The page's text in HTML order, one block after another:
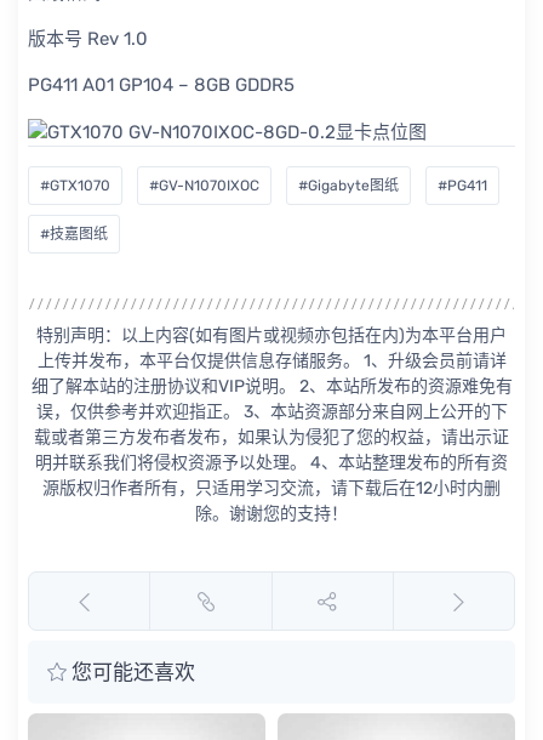
版本号 Rev 1.0
PG411 A01 GP104 – 8GB GDDR5
#GTX1070 #GV-N1070IXOC #Gigabyte图纸 #PG411
#技嘉图纸
特别声明：以上内容(如有图片或视频亦包括在内)为本平台用户
上传并发布，本平台仅提供信息存储服务。 1、升级会员前请详
细了解本站的注册协议和VIP说明。 2、本站所发布的资源难免有
误，仅供参考并欢迎指正。 3、本站资源部分来自网上公开的下
载或者第三方发布者发布，如果认为侵犯了您的权益，请出示证
明并联系我们将侵权资源予以处理。 4、本站整理发布的所有资
源版权归作者所有，只适用学习交流，请下载后在12小时内删
除。谢谢您的支持！
您可能还喜欢